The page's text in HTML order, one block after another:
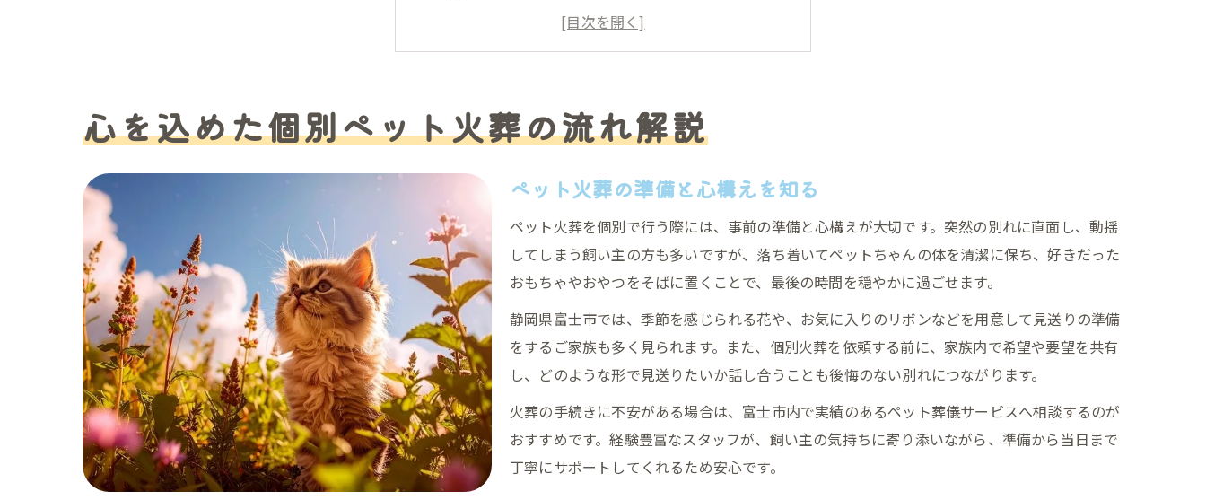
静岡県富士市での火葬手続きの注意点
個別火葬で大切な別れを実現する方法
静岡県富士市で叶える丁寧な見送り体験
静岡県富士市の丁寧なペット火葬事例
個別火葬でできる家族らしい見送り方
富士市で安心できる火葬サービスの特徴
地元ペット火葬で心を伝える工夫とは
見送り体験を深めるセレモニーの提案
個別火葬ならではのペットとの最後の時間
個別ペット火葬で過ごす最後の時間の意味
ペット火葬前の思い出作りのポイント
静岡県富士市で感じる家族の絆と別れ
個別火葬でできる心温まるお別れの演出
飼い主の想いを大切にする火葬の工夫
大切な家族との別れに安心をもたらす方法
心を込めた個別ペット火葬の流れ解説
ペット火葬の準備と心構えを知る
ペット火葬を個別で行う際には、事前の準備と心構えが大切です。突然の別れに直面し、動揺
してしまう飼い主の方も多いですが、落ち着いてペットちゃんの体を清潔に保ち、好きだった
おもちゃやおやつをそばに置くことで、最後の時間を穏やかに過ごせます。
静岡県富士市では、季節を感じられる花や、お気に入りのリボンなどを用意して見送りの準備
をするご家族も多く見られます。また、個別火葬を依頼する前に、家族内で希望や要望を共有
し、どのような形で見送りたいか話し合うことも後悔のない別れにつながります。
火葬の手続きに不安がある場合は、富士市内で実績のあるペット葬儀サービスへ相談するのが
おすすめです。経験豊富なスタッフが、飼い主の気持ちに寄り添いながら、準備から当日まで
丁寧にサポートしてくれるため安心です。